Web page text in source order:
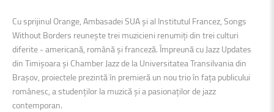
Cu sprijinul Orange, Ambasadei SUA și al Institutul Francez, Songs
Without Borders reunește trei muzicieni renumiți din trei culturi
diferite - americană, română și franceză. Împreună cu Jazz Updates
din Timișoara și Chamber Jazz de la Universitatea Transilvania din
Brașov, proiectele prezintă în premieră un nou trio în fața publicului
românesc, a studenților la muzică și a pasionaților de jazz
contemporan.